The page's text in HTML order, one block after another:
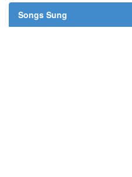
Songs Sung